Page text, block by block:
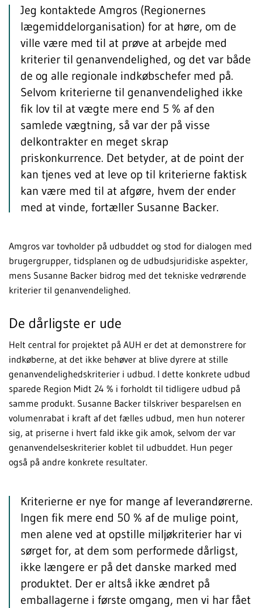
Jeg kontaktede Amgros (Regionernes
lægemiddelorganisation) for at høre, om de
ville være med til at prøve at arbejde med
kriterier til genanvendelighed, og det var både
de og alle regionale indkøbschefer med på.
Selvom kriterierne til genanvendelighed ikke
fik lov til at vægte mere end 5 % af den
samlede vægtning, så var der på visse
delkontrakter en meget skrap
priskonkurrence. Det betyder, at de point der
kan tjenes ved at leve op til kriterierne faktisk
kan være med til at afgøre, hvem der ender
med at vinde, fortæller Susanne Backer.
Amgros var tovholder på udbuddet og stod for dialogen med
brugergrupper, tidsplanen og de udbudsjuridiske aspekter,
mens Susanne Backer bidrog med det tekniske vedrørende
kriterier til genanvendelighed.
De dårligste er ude
Helt central for projektet på AUH er det at demonstrere for
indkøberne, at det ikke behøver at blive dyrere at stille
genanvendelighedskriterier i udbud. I dette konkrete udbud
sparede Region Midt 24 % i forholdt til tidligere udbud på
samme produkt. Susanne Backer tilskriver besparelsen en
volumenrabat i kraft af det fælles udbud, men hun noterer
sig, at priserne i hvert fald ikke gik amok, selvom der var
genanvendelseskriterier koblet til udbuddet. Hun peger
også på andre konkrete resultater.
Kriterierne er nye for mange af leverandørerne.
Ingen fik mere end 50 % af de mulige point,
men alene ved at opstille miljøkriterier har vi
sørget for, at dem som performede dårligst,
ikke længere er på det danske marked med
produktet. Der er altså ikke ændret på
emballagerne i første omgang, men vi har fået